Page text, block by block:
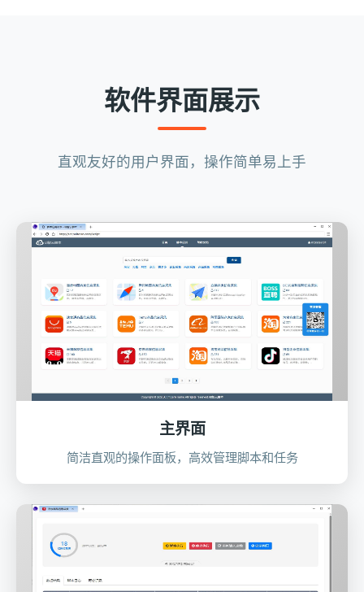
软件界面展示
直观友好的用户界面，操作简单易上手
主界面
简洁直观的操作面板，高效管理脚本和任务